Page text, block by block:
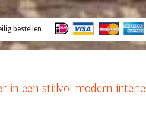
bestellen
in een stijlvol modern